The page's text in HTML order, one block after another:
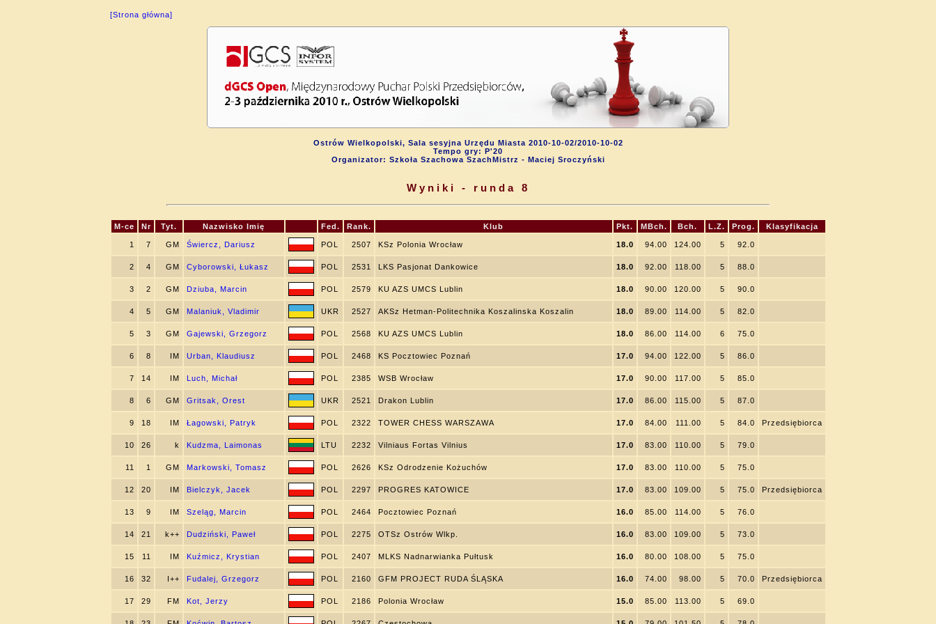
[Strona główna]
Ostrów Wielkopolski, Sala sesyjna Urzędu Miasta 2010-10-02/2010-10-02
Tempo gry: P'20
Organizator: Szkoła Szachowa SzachMistrz - Maciej Sroczyński
Wyniki - runda 8
M-ce Nr Tyt. Nazwisko Imię Fed. Rank. Klub Pkt. MBch. Bch. L.Z. Prog. Klasyfikacja
1 7 GM Świercz, Dariusz POL 2507 KSz Polonia Wrocław 18.0 94.00 124.00 5 92.0
2 4 GM Cyborowski, Łukasz POL 2531 LKS Pasjonat Dankowice 18.0 92.00 118.00 5 88.0
3 2 GM Dziuba, Marcin POL 2579 KU AZS UMCS Lublin 18.0 90.00 120.00 5 90.0
4 5 GM Malaniuk, Vladimir UKR 2527 AKSz Hetman-Politechnika Koszalinska Koszalin 18.0 89.00 114.00 5 82.0
5 3 GM Gajewski, Grzegorz POL 2568 KU AZS UMCS Lublin 18.0 86.00 114.00 6 75.0
6 8 IM Urban, Klaudiusz POL 2468 KS Pocztowiec Poznań 17.0 94.00 122.00 5 86.0
7 14 IM Luch, Michał POL 2385 WSB Wrocław 17.0 90.00 117.00 5 85.0
8 6 GM Gritsak, Orest UKR 2521 Drakon Lublin 17.0 86.00 115.00 5 87.0
9 18 IM Łagowski, Patryk POL 2322 TOWER CHESS WARSZAWA 17.0 84.00 111.00 5 84.0 Przedsiębiorca
10 26 k Kudzma, Laimonas LTU 2232 Vilniaus Fortas Vilnius 17.0 83.00 110.00 5 79.0
11 1 GM Markowski, Tomasz POL 2626 KSz Odrodzenie Kożuchów 17.0 83.00 110.00 5 75.0
12 20 IM Bielczyk, Jacek POL 2297 PROGRES KATOWICE 17.0 83.00 109.00 5 75.0 Przedsiębiorca
13 9 IM Szeląg, Marcin POL 2464 Pocztowiec Poznań 16.0 85.00 114.00 5 76.0
14 21 k++ Dudziński, Paweł POL 2275 OTSz Ostrów Wlkp. 16.0 83.00 109.00 5 73.0
15 11 IM Kuźmicz, Krystian POL 2407 MLKS Nadnarwianka Pułtusk 16.0 80.00 108.00 5 75.0
16 32 I++ Fudalej, Grzegorz POL 2160 GFM PROJECT RUDA ŚLĄSKA 16.0 74.00 98.00 5 70.0 Przedsiębiorca
17 29 FM Kot, Jerzy POL 2186 Polonia Wrocław 15.0 85.00 113.00 5 69.0